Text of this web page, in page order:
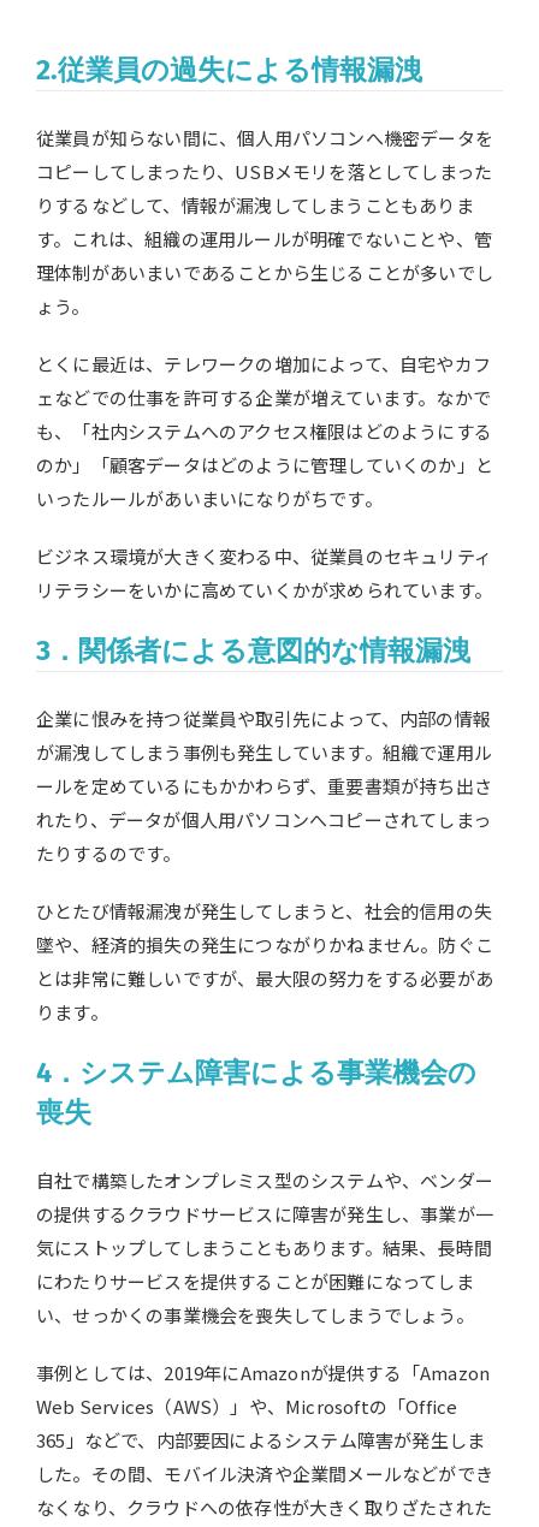
2.従業員の過失による情報漏洩
従業員が知らない間に、個人用パソコンへ機密データを
コピーしてしまったり、USBメモリを落としてしまった
りするなどして、情報が漏洩してしまうこともありま
す。これは、組織の運用ルールが明確でないことや、管
理体制があいまいであることから生じることが多いでし
ょう。
とくに最近は、テレワークの増加によって、自宅やカフ
ェなどでの仕事を許可する企業が増えています。なかで
も、「社内システムへのアクセス権限はどのようにする
のか」「顧客データはどのように管理していくのか」と
いったルールがあいまいになりがちです。
ビジネス環境が大きく変わる中、従業員のセキュリティ
リテラシーをいかに高めていくかが求められています。
3．関係者による意図的な情報漏洩
企業に恨みを持つ従業員や取引先によって、内部の情報
が漏洩してしまう事例も発生しています。組織で運用ル
ールを定めているにもかかわらず、重要書類が持ち出さ
れたり、データが個人用パソコンへコピーされてしまっ
たりするのです。
ひとたび情報漏洩が発生してしまうと、社会的信用の失
墜や、経済的損失の発生につながりかねません。防ぐこ
とは非常に難しいですが、最大限の努力をする必要があ
ります。
4．システム障害による事業機会の
喪失
自社で構築したオンプレミス型のシステムや、ベンダー
の提供するクラウドサービスに障害が発生し、事業が一
気にストップしてしまうこともあります。結果、長時間
にわたりサービスを提供することが困難になってしま
い、せっかくの事業機会を喪失してしまうでしょう。
事例としては、2019年にAmazonが提供する「Amazon
Web Services（AWS）」や、Microsoftの「Office
365」などで、内部要因によるシステム障害が発生しま
した。その間、モバイル決済や企業間メールなどができ
なくなり、クラウドへの依存性が大きく取りざたされた